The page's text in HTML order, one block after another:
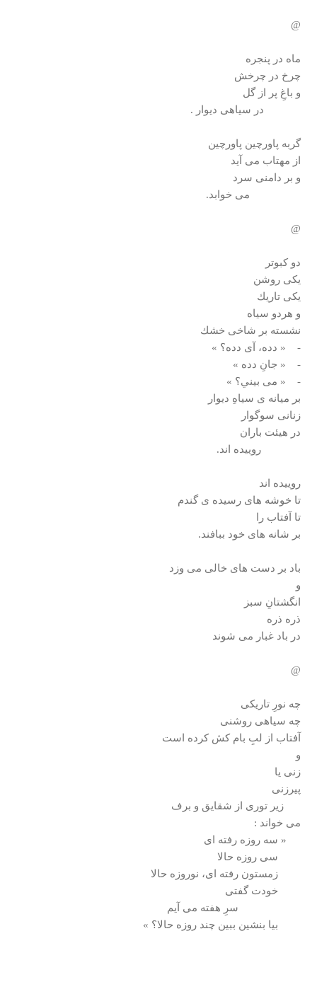
@
ماه در پنجره
چرخ در چرخش
و باغِ پر از گل
در سياهی ديوار .
گربه پاورچين پاورچين
از مهتاب می آيد
و بر دامنی سرد
می خوابد.
@
دو كبوتر
يكی روشن
يكی تاريك
و هردو سياه
نشسته بر شاخی خشك
- « دده، آی دده؟ »
- « جانِ دده »
- « می بيني؟ »
بر ميانه ی سياهِ ديوار
زنانی سوگوار
در هيئت باران
روييده اند.
روييده اند
تا خوشه های رسيده ی گندم
تا آفتاب را
بر شانه های خود ببافند.
باد بر دست های خالی می وزد
و
انگشتانِ سبز
ذره ذره
در باد غبار می شوند
@
چه نورِ تاريكی
چه سياهی روشنی
آفتاب از لبِ بام كش كرده است
و
زنی يا
پيرزنی
زير توری از شقايق و برف
می خواند :
« سه روزه رفته ای
سی روزه حالا
زمستون رفته ای، نوروزه حالا
خودت گفتی
سرِ هفته می آيم
بيا بنشين ببين چند روزه حالا؟ »